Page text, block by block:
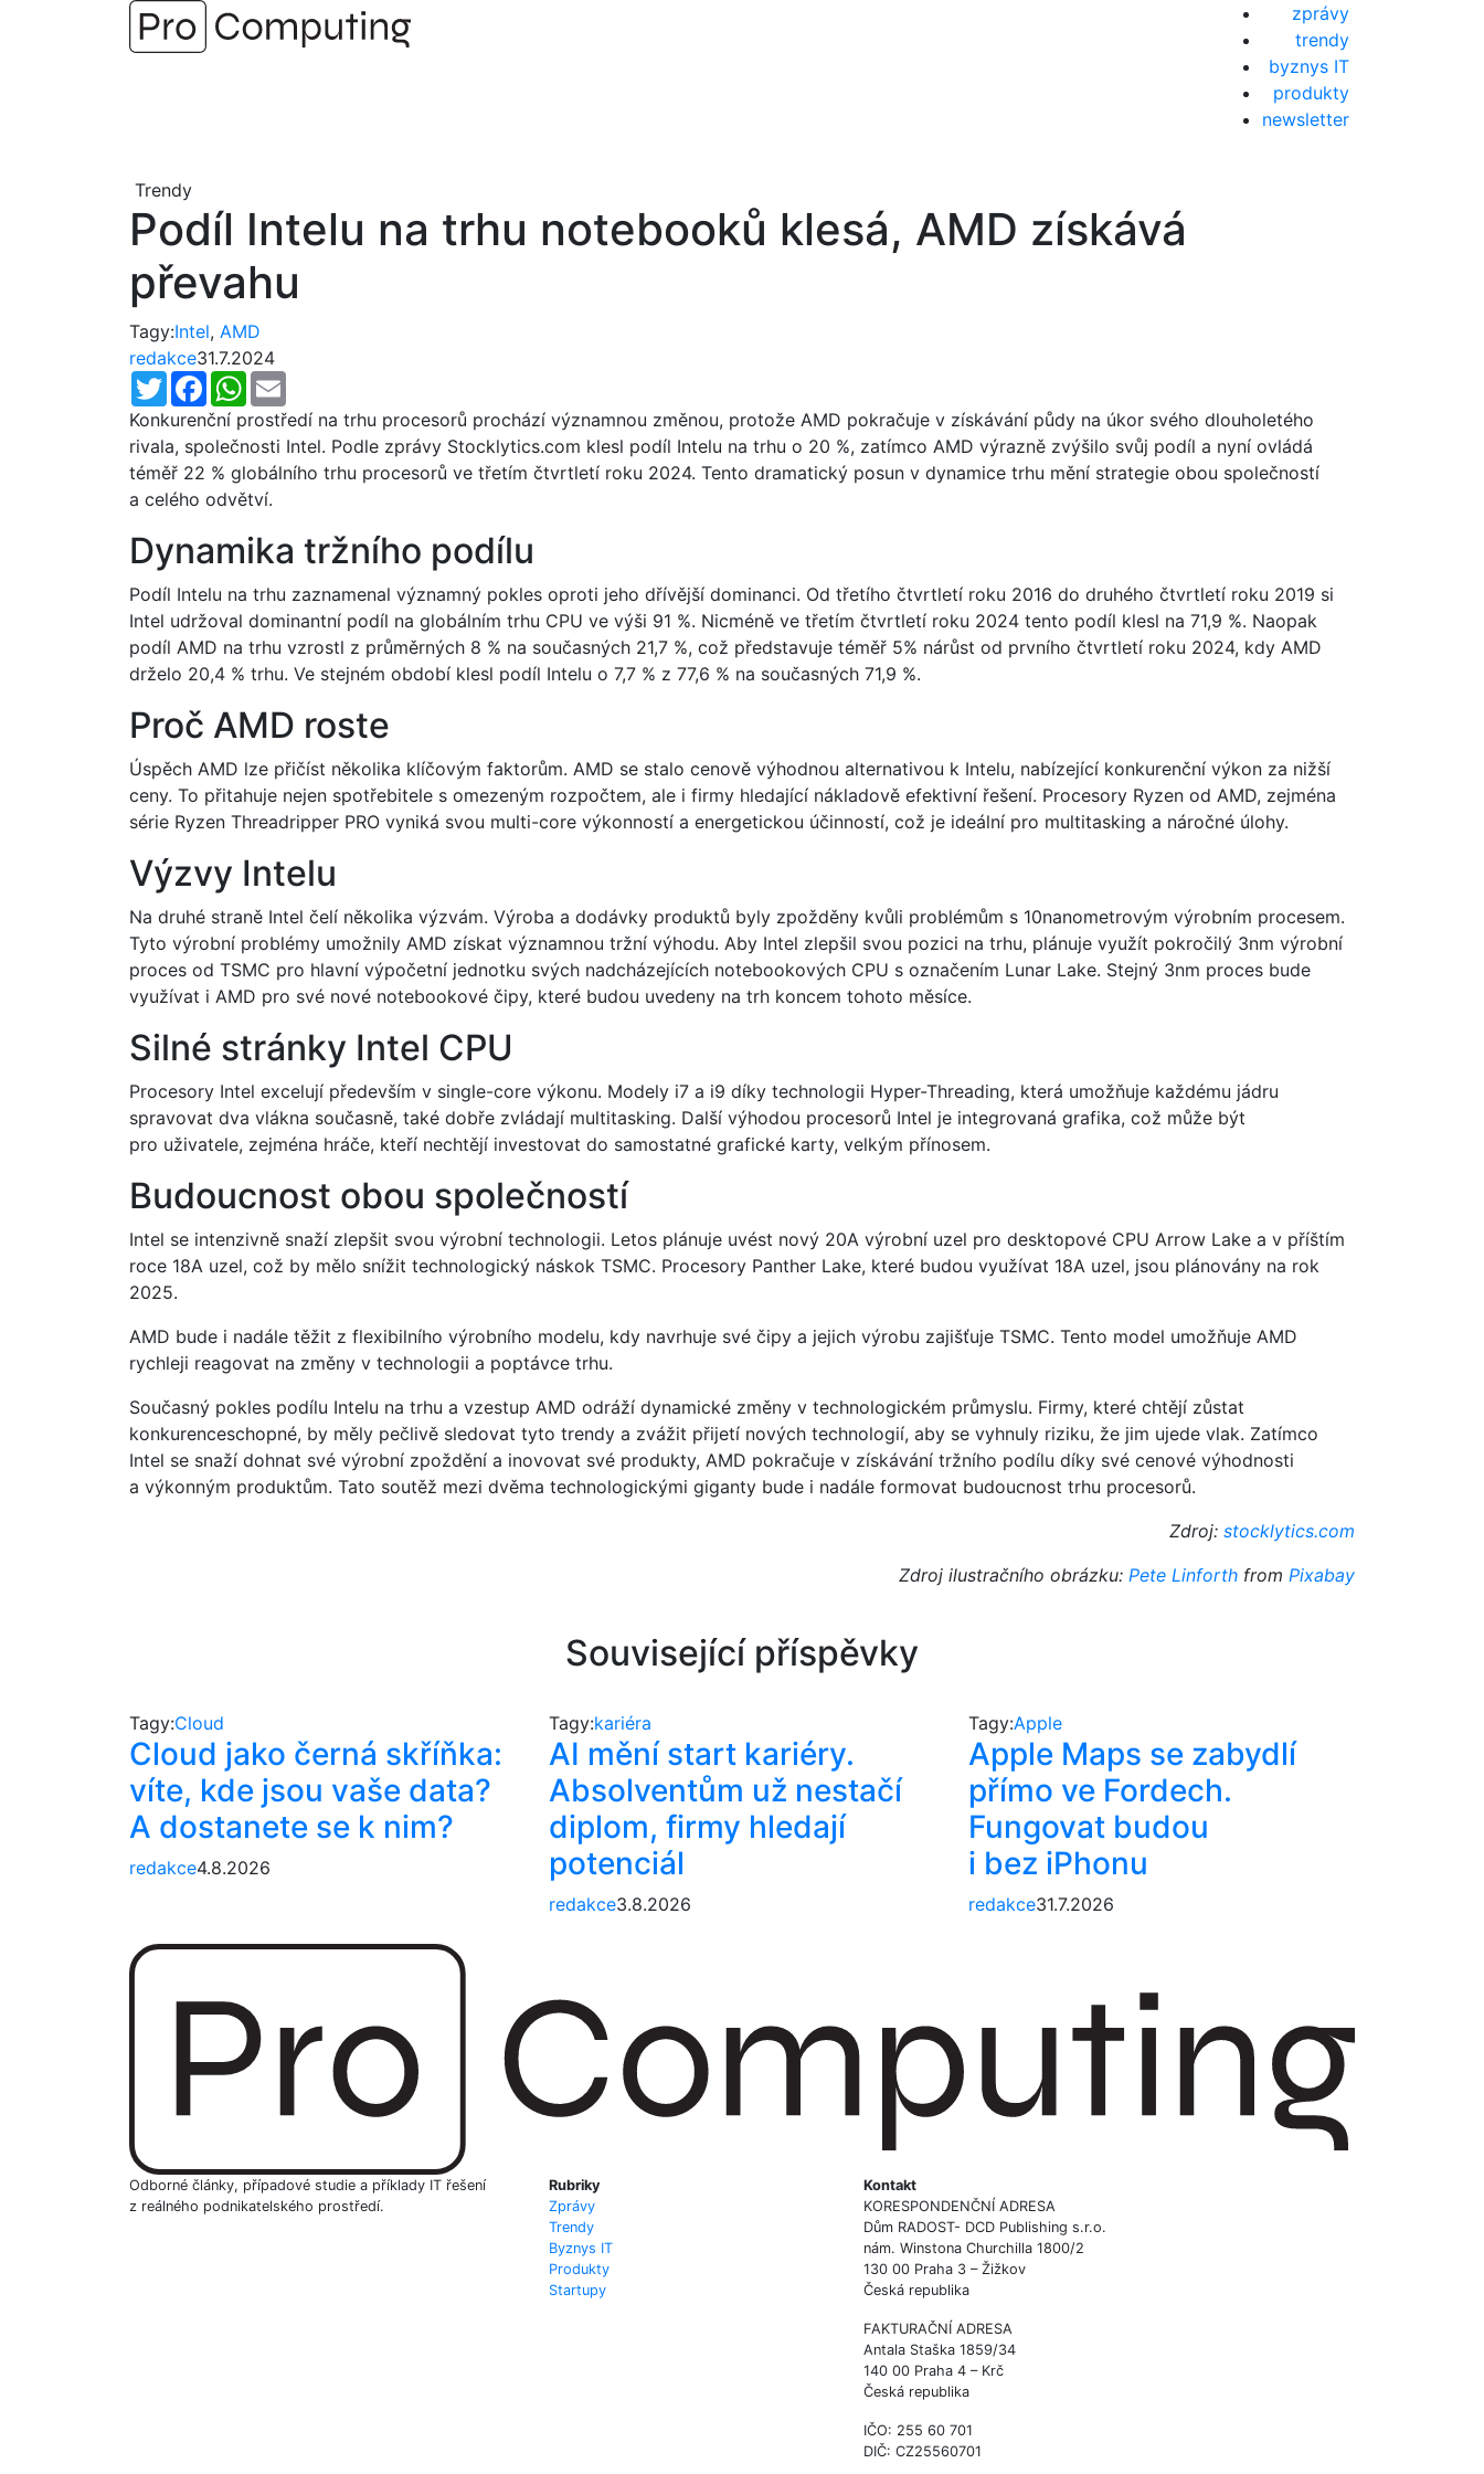
zprávy
trendy
byznys IT
produkty
newsletter
Trendy
Podíl Intelu na trhu notebooků klesá, AMD získává
převahu
Tagy:Intel, AMD
redakce31.7.2024
TwitterFacebookWhatsApp
Konkurenční prostředí na trhu procesorů prochází významnou změnou, protože AMD pokračuje v získávání půdy na úkor svého dlouholetého
rivala, společnosti Intel. Podle zprávy Stocklytics.com klesl podíl Intelu na trhu o 20 %, zatímco AMD výrazně zvýšilo svůj podíl a nyní ovládá
téměř 22 % globálního trhu procesorů ve třetím čtvrtletí roku 2024. Tento dramatický posun v dynamice trhu mění strategie obou společností
a celého odvětví.
Dynamika tržního podílu
Podíl Intelu na trhu zaznamenal významný pokles oproti jeho dřívější dominanci. Od třetího čtvrtletí roku 2016 do druhého čtvrtletí roku 2019 si
Intel udržoval dominantní podíl na globálním trhu CPU ve výši 91 %. Nicméně ve třetím čtvrtletí roku 2024 tento podíl klesl na 71,9 %. Naopak
podíl AMD na trhu vzrostl z průměrných 8 % na současných 21,7 %, což představuje téměř 5% nárůst od prvního čtvrtletí roku 2024, kdy AMD
drželo 20,4 % trhu. Ve stejném období klesl podíl Intelu o 7,7 % z 77,6 % na současných 71,9 %.
Proč AMD roste
Úspěch AMD lze přičíst několika klíčovým faktorům. AMD se stalo cenově výhodnou alternativou k Intelu, nabízející konkurenční výkon za nižší
ceny. To přitahuje nejen spotřebitele s omezeným rozpočtem, ale i firmy hledající nákladově efektivní řešení. Procesory Ryzen od AMD, zejména
série Ryzen Threadripper PRO vyniká svou multi-core výkonností a energetickou účinností, což je ideální pro multitasking a náročné úlohy.
Výzvy Intelu
Na druhé straně Intel čelí několika výzvám. Výroba a dodávky produktů byly zpožděny kvůli problémům s 10nanometrovým výrobním procesem.
Tyto výrobní problémy umožnily AMD získat významnou tržní výhodu. Aby Intel zlepšil svou pozici na trhu, plánuje využít pokročilý 3nm výrobní
proces od TSMC pro hlavní výpočetní jednotku svých nadcházejících notebookových CPU s označením Lunar Lake. Stejný 3nm proces bude
využívat i AMD pro své nové notebookové čipy, které budou uvedeny na trh koncem tohoto měsíce.
Silné stránky Intel CPU
Procesory Intel excelují především v single-core výkonu. Modely i7 a i9 díky technologii Hyper-Threading, která umožňuje každému jádru
spravovat dva vlákna současně, také dobře zvládají multitasking. Další výhodou procesorů Intel je integrovaná grafika, což může být
pro uživatele, zejména hráče, kteří nechtějí investovat do samostatné grafické karty, velkým přínosem.
Budoucnost obou společností
Intel se intenzivně snaží zlepšit svou výrobní technologii. Letos plánuje uvést nový 20A výrobní uzel pro desktopové CPU Arrow Lake a v příštím
roce 18A uzel, což by mělo snížit technologický náskok TSMC. Procesory Panther Lake, které budou využívat 18A uzel, jsou plánovány na rok
2025.
AMD bude i nadále těžit z flexibilního výrobního modelu, kdy navrhuje své čipy a jejich výrobu zajišťuje TSMC. Tento model umožňuje AMD
rychleji reagovat na změny v technologii a poptávce trhu.
Současný pokles podílu Intelu na trhu a vzestup AMD odráží dynamické změny v technologickém průmyslu. Firmy, které chtějí zůstat
konkurenceschopné, by měly pečlivě sledovat tyto trendy a zvážit přijetí nových technologií, aby se vyhnuly riziku, že jim ujede vlak. Zatímco
Intel se snaží dohnat své výrobní zpoždění a inovovat své produkty, AMD pokračuje v získávání tržního podílu díky své cenové výhodnosti
a výkonným produktům. Tato soutěž mezi dvěma technologickými giganty bude i nadále formovat budoucnost trhu procesorů.
Zdroj: stocklytics.com
Zdroj ilustračního obrázku: Pete Linforth from Pixabay
Související příspěvky
Tagy:Cloud
Cloud jako černá skříňka:
víte, kde jsou vaše data?
A dostanete se k nim?
redakce4.8.2026
Tagy:kariéra
AI mění start kariéry.
Absolventům už nestačí
diplom, firmy hledají
potenciál
redakce3.8.2026
Tagy:Apple
Apple Maps se zabydlí
přímo ve Fordech.
Fungovat budou
i bez iPhonu
redakce31.7.2026
Odborné články, případové studie a příklady IT řešení
z reálného podnikatelského prostředí.
Rubriky
Zprávy
Trendy
Byznys IT
Produkty
Startupy
Kontakt
KORESPONDENČNÍ ADRESA
Dům RADOST- DCD Publishing s.r.o.
nám. Winstona Churchilla 1800/2
130 00 Praha 3 – Žižkov
Česká republika
FAKTURAČNÍ ADRESA
Antala Staška 1859/34
140 00 Praha 4 – Krč
Česká republika
IČO: 255 60 701
DIČ: CZ25560701